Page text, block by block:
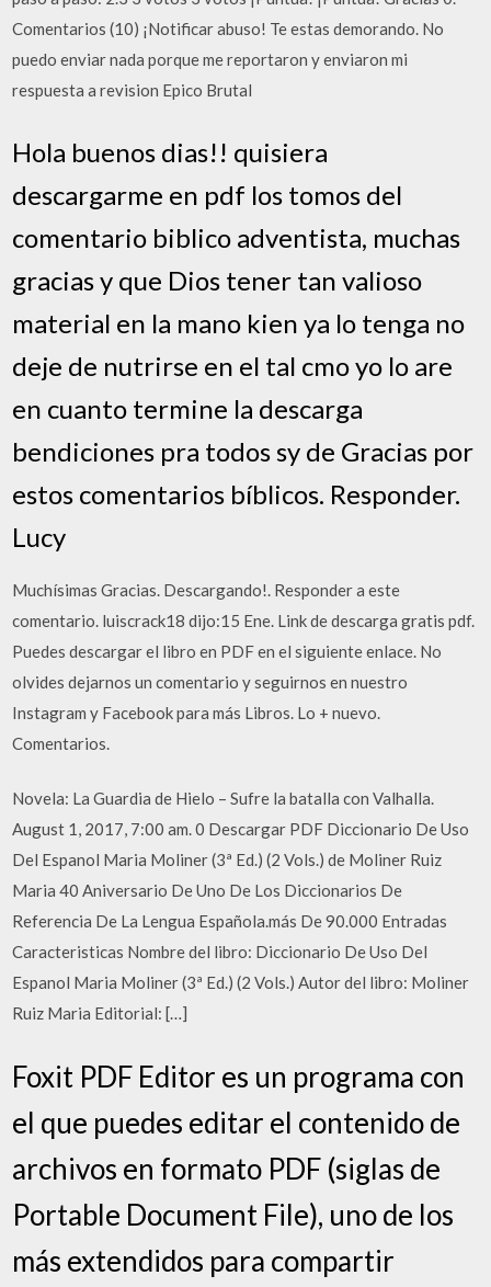
Comentarios (10) ¡Notificar abuso! Te estas demorando. No
puedo enviar nada porque me reportaron y enviaron mi
respuesta a revision Epico Brutal
Hola buenos dias!! quisiera
descargarme en pdf los tomos del
comentario biblico adventista, muchas
gracias y que Dios tener tan valioso
material en la mano kien ya lo tenga no
deje de nutrirse en el tal cmo yo lo are
en cuanto termine la descarga
bendiciones pra todos sy de Gracias por
estos comentarios bíblicos. Responder.
Lucy
Muchísimas Gracias. Descargando!. Responder a este
comentario. luiscrack18 dijo:15 Ene. Link de descarga gratis pdf.
Puedes descargar el libro en PDF en el siguiente enlace. No
olvides dejarnos un comentario y seguirnos en nuestro
Instagram y Facebook para más Libros. Lo + nuevo.
Comentarios.
Novela: La Guardia de Hielo – Sufre la batalla con Valhalla.
August 1, 2017, 7:00 am. 0 Descargar PDF Diccionario De Uso
Del Espanol Maria Moliner (3ª Ed.) (2 Vols.) de Moliner Ruiz
Maria 40 Aniversario De Uno De Los Diccionarios De
Referencia De La Lengua Española.más De 90.000 Entradas
Caracteristicas Nombre del libro: Diccionario De Uso Del
Espanol Maria Moliner (3ª Ed.) (2 Vols.) Autor del libro: Moliner
Ruiz Maria Editorial: […]
Foxit PDF Editor es un programa con
el que puedes editar el contenido de
archivos en formato PDF (siglas de
Portable Document File), uno de los
más extendidos para compartir